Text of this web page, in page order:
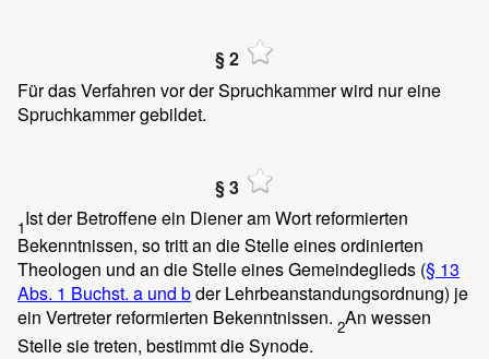
§ 2
Für das Verfahren vor der Spruchkammer wird nur eine
Spruchkammer gebildet.
§ 3
1Ist der Betroffene ein Diener am Wort reformierten
Bekenntnissen, so tritt an die Stelle eines ordinierten
Theologen und an die Stelle eines Gemeindeglieds (§ 13
Abs. 1 Buchst. a und bder Lehrbeanstandungsordnung) je
ein Vertreter reformierten Bekenntnissen. 2An wessen
Stelle sie treten, bestimmt die Synode.